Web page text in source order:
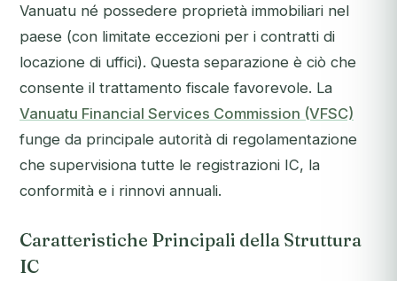
Vanuatu né possedere proprietà immobiliari nel
paese (con limitate eccezioni per i contratti di
locazione di uffici). Questa separazione è ciò che
consente il trattamento fiscale favorevole. La
Vanuatu Financial Services Commission (VFSC)
funge da principale autorità di regolamentazione
che supervisiona tutte le registrazioni IC, la
conformità e i rinnovi annuali.
Caratteristiche Principali della Struttura
IC